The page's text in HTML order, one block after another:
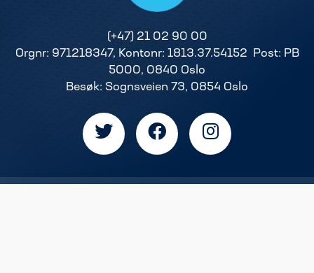
(+47) 21 02 90 00
Orgnr: 971218347, Kontonr: 1813.37.54152 Post: PB
5000, 0840 Oslo
Besøk: Sognsveien 73, 0854 Oslo